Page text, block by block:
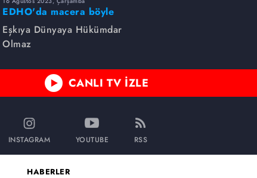
EDHO'da macera böyle
başlamıştı...
Eşkıya Dünyaya Hükümdar
Olmaz
CANLI TV İZLE
INSTAGRAM YOUTUBE RSS
HABERLER